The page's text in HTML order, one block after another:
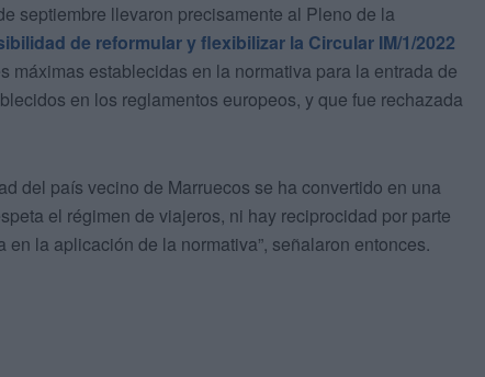
septiembre llevaron precisamente al Pleno de la
de reformular y flexibilizar la Circular IM/1/2022
máximas establecidas en la normativa para la entrada de
en los reglamentos europeos, y que fue rechazada
del país vecino de Marruecos se ha convertido en una
el régimen de viajeros, ni hay reciprocidad por parte
la aplicación de la normativa”, señalaron entonces.